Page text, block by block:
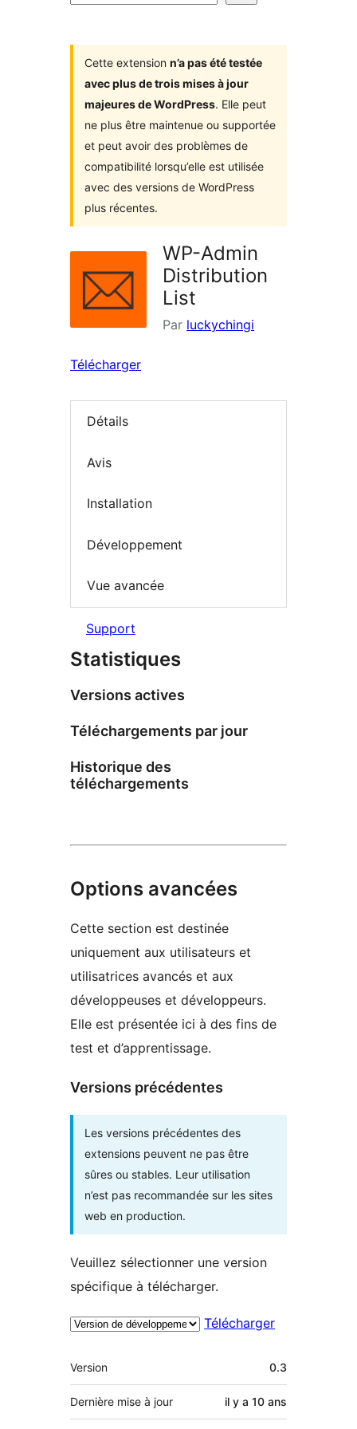
Cette extension n’a pas été testée
avec plus de trois mises à jour
majeures de WordPress. Elle peut
ne plus être maintenue ou supportée
et peut avoir des problèmes de
compatibilité lorsqu’elle est utilisée
avec des versions de WordPress
plus récentes.
WP-Admin
Distribution
List
Par luckychingi
Télécharger
Détails
Avis
Installation
Développement
Vue avancée
Support
Statistiques
Versions actives
Téléchargements par jour
Historique des
téléchargements
Options avancées
Cette section est destinée
uniquement aux utilisateurs et
utilisatrices avancés et aux
développeuses et développeurs.
Elle est présentée ici à des fins de
test et d’apprentissage.
Versions précédentes
Les versions précédentes des
extensions peuvent ne pas être
sûres ou stables. Leur utilisation
n’est pas recommandée sur les sites
web en production.
Veuillez sélectionner une version
spécifique à télécharger.
Télécharger
Méta
Version 0.3
Dernière mise à jour il y a 10 ans